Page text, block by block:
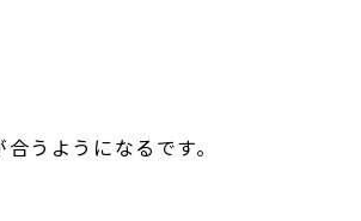
うようになるです。